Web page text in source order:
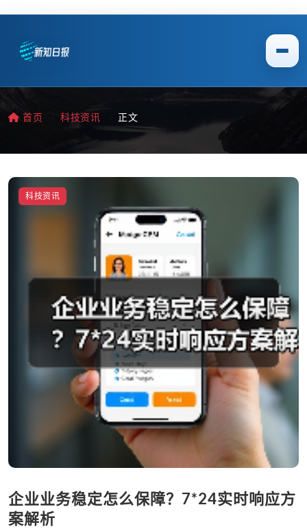
首页 科技资讯 正文
科技资讯
企业业务稳定怎么保障？7*24实时响应方
案解析